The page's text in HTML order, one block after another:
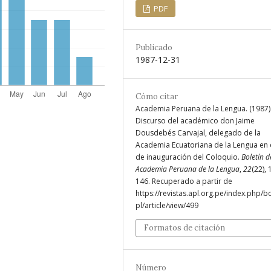
PDF
Publicado
1987-12-31
Cómo citar
Academia Peruana de la Lengua.
Discurso del académico don Jaime
Dousdebés Carvajal, delegado de la
Academia Ecuatoriana de la Lengua en
de inauguración del Coloquio. Boletín
Academia Peruana de la Lengua, 22(22),
146. Recuperado a partir de
https://revistas.apl.org.pe/index.php/
pl/article/view/499
Formatos de citación
Número